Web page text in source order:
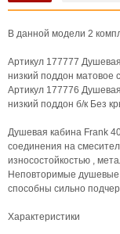
В данной модели 2
Артикул 177777
низкий поддон матовое
Артикул 177776
низкий поддон б/к Без
Душевая кабина Frank
соединения на
износостойкостью ,
Неповторимые душевые
способны сильно
Характеристики